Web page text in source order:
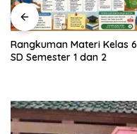
Rangkuman Materi Kelas 6
SD Semester 1 dan 2